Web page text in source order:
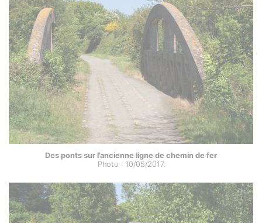
Des ponts sur l’ancienne ligne de chemin de fer
Photo : 10/05/2017.